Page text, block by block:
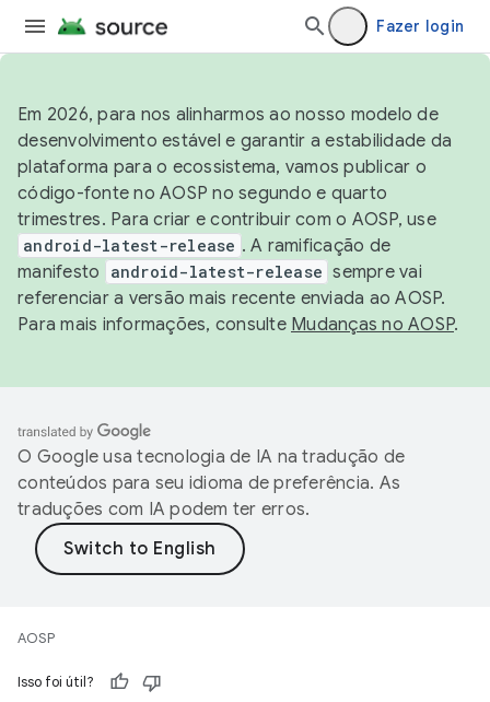
Fazer login
Em 2026, para nos alinharmos ao nosso modelo de
desenvolvimento estável e garantir a estabilidade da
plataforma para o ecossistema, vamos publicar o
código-fonte no AOSP no segundo e quarto
trimestres. Para criar e contribuir com o AOSP, use
android-latest-release . A ramificação de
manifesto
android-latest-release sempre vai
referenciar a versão mais recente enviada ao AOSP.
Para mais informações, consulte Mudanças no AOSP.
O Google usa tecnologia de IA na tradução de
conteúdos para seu idioma de preferência. As
traduções com IA podem ter erros.
AOSP
Isso foi útil?